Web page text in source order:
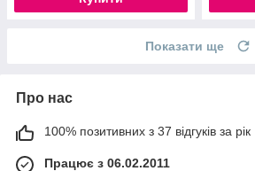
Показати ще
Про нас
100% позитивних з 37 відгуків за рік
Працює з 06.02.2011